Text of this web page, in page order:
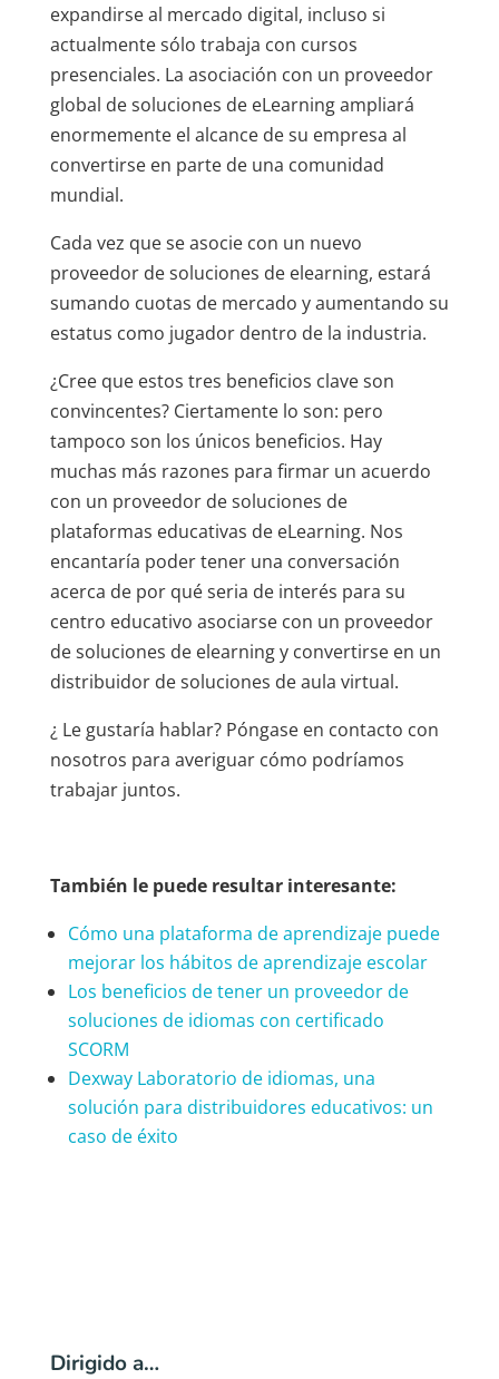
expandirse al mercado digital, incluso si
actualmente sólo trabaja con cursos
presenciales. La asociación con un proveedor
global de soluciones de eLearning ampliará
enormemente el alcance de su empresa al
convertirse en parte de una comunidad
mundial.
Cada vez que se asocie con un nuevo
proveedor de soluciones de elearning, estará
sumando cuotas de mercado y aumentando su
estatus como jugador dentro de la industria.
¿Cree que estos tres beneficios clave son
convincentes? Ciertamente lo son: pero
tampoco son los únicos beneficios. Hay
muchas más razones para firmar un acuerdo
con un proveedor de soluciones de
plataformas educativas de eLearning. Nos
encantaría poder tener una conversación
acerca de por qué seria de interés para su
centro educativo asociarse con un proveedor
de soluciones de elearning y convertirse en un
distribuidor de soluciones de aula virtual.
¿ Le gustaría hablar? Póngase en contacto con
nosotros para averiguar cómo podríamos
trabajar juntos.
También le puede resultar interesante:
Cómo una plataforma de aprendizaje puede
mejorar los hábitos de aprendizaje escolar
Los beneficios de tener un proveedor de
soluciones de idiomas con certificado
SCORM
Dexway Laboratorio de idiomas, una
solución para distribuidores educativos: un
caso de éxito
Dirigido a…